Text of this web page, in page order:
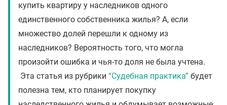
купить квартиру у наследников одного
единственного собственника жилья? А, если
множество долей перешли к одному из
наследников? Вероятность того, что могла
произойти ошибка и чья-то доля не была учтена.
Эта статья из рубрики “Судебная практика” будет
полезна тем, кто планирует покупку